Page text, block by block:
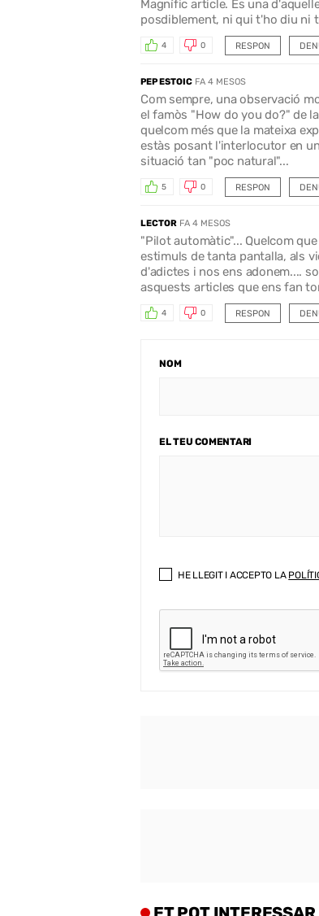
Magnífic article. És una
posdiblement, ni qui t'ho diu ni
RESPON
4 0
PEP ESTOIC FA 4 MESOS
Com sempre, una observació
el famòs "How do you do?" de
quelcom més que la mateixa
estàs posant l'interlocutor en
situació tan "poc natural"...
RESPON
5 0
LECTOR FA 4 MESOS
"Pilot automàtic"... Quelcom
estimuls de tanta pantalla, als
d'adictes i nos ens adonem....
asquests articles que ens fan
RESPON
4 0
NOM
EL TEU COMENTARI
HE LLEGIT I ACCEPTO LA